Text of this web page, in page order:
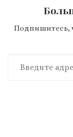
Подпишитесь,
Введите